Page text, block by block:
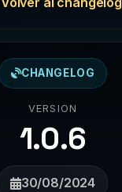
CHANGELOG
VERSION
1.0.6
30/08/2024